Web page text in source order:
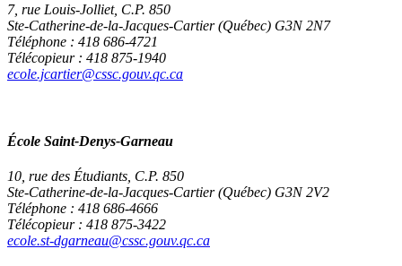
7, rue Louis-Jolliet, C.P. 850
Ste-Catherine-de-la-Jacques-Cartier (Québec) G3N 2N7
Téléphone : 418 686-4721
Télécopieur : 418 875-1940
ecole.jcartier@cssc.gouv.qc.ca
École Saint-Denys-Garneau
10, rue des Étudiants, C.P. 850
Ste-Catherine-de-la-Jacques-Cartier (Québec) G3N 2V2
Téléphone : 418 686-4666
Télécopieur : 418 875-3422
ecole.st-dgarneau@cssc.gouv.qc.ca